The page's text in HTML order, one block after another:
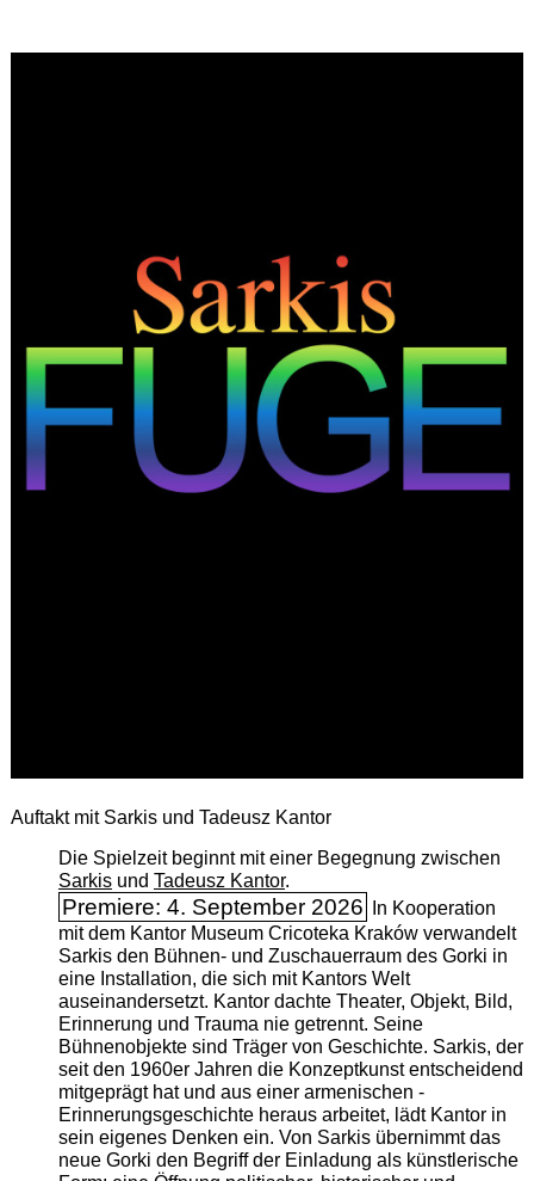
Auftakt mit Sarkis und Tadeusz Kantor
Die Spielzeit beginnt mit einer Begegnung zwischen
Sarkisund Tadeusz Kantor.
Premiere: 4. September 2026
In Kooperation
mit dem Kantor Museum Cricoteka Kraków verwandelt
Sarkis den Bühnen- und Zuschauerraum des Gorki in
eine Installation, die sich mit Kantors Welt
auseinandersetzt. Kantor dachte Theater, Objekt, Bild,
Erinnerung und Trauma nie getrennt. Seine
Bühnenobjekte sind Träger von Geschichte. Sarkis, der
seit den 1960er Jahren die Konzeptkunst entscheidend
mitgeprägt hat und aus einer armenischen ­
Erinnerungsgeschichte heraus arbeitet, lädt Kantor in
sein eigenes Denken ein. Von Sarkis übernimmt das
neue Gorki den Begriff der Einladung als künstlerische